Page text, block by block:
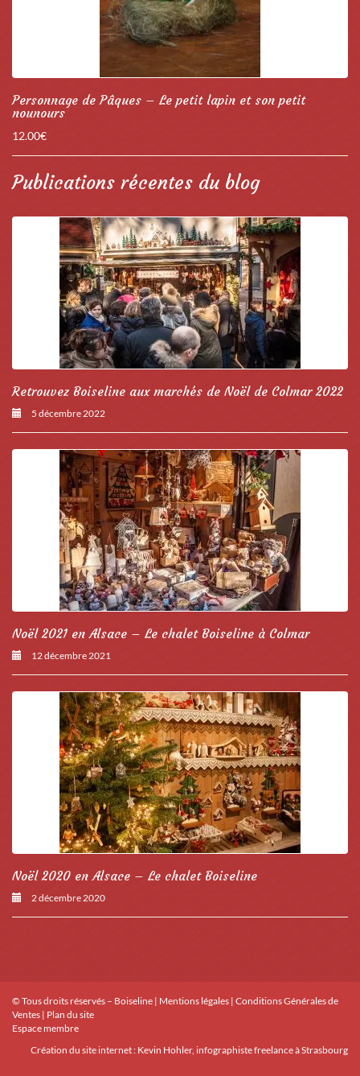
Personnage de Pâques – Le petit lapin et son petit
nounours
12.00€
Publications récentes du blog
Retrouvez Boiseline aux marchés de Noël de Colmar 2022
5 décembre 2022
Noël 2021 en Alsace – Le chalet Boiseline à Colmar
12 décembre 2021
Noël 2020 en Alsace – Le chalet Boiseline
2 décembre 2020
© Tous droits réservés – Boiseline | Mentions légales | Conditions Générales de
Ventes | Plan du site
Espace membre
Création du site internet : Kevin Hohler, infographiste freelance à Strasbourg